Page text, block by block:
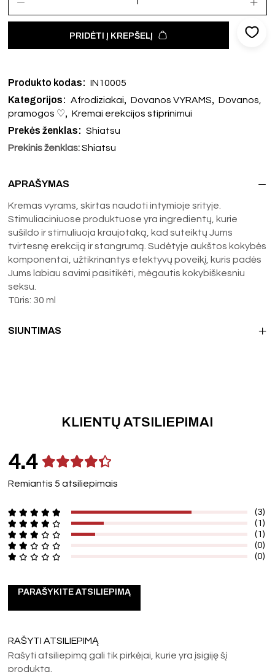
PRIDĖTI Į KREPŠELĮ
Produkto kodas: IN10005
Kategorijos: Afrodiziakai, Dovanos VYRAMS, Dovanos,
pramogos ♡, Kremai erekcijos stiprinimui
Prekės ženklas: Shiatsu
Prekinis ženklas: Shiatsu
APRAŠYMAS
Kremas vyrams, skirtas naudoti intymioje srityje.
Stimuliaciniuose produktuose yra ingredientų, kurie
sušildo ir stimuliuoja kraujotaką, kad suteiktų Jums
tvirtesnę erekciją ir stangrumą. Sudėtyje aukštos kokybės
komponentai, užtikrinantys efektyvų poveikį, kuris padės
Jums labiau savimi pasitikėti, mėgautis kokybiškesniu
seksu.
Tūris: 30 ml
SIUNTIMAS
KLIENTŲ ATSILIEPIMAI
4.4
Remiantis 5 atsiliepimais
(3)
(1)
(1)
(0)
(0)
PARAŠYKITE ATSILIEPIMĄ
RAŠYTI ATSILIEPIMĄ
Rašyti atsiliepimą gali tik pirkėjai, kurie yra įsigiję šį
produktą.